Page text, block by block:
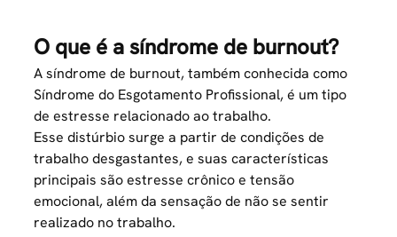
O que é a síndrome de burnout?
Asíndrome de burnout, também conhecida como
Síndrome do Esgotamento Profissional, é um tipo
de estresse relacionado ao trabalho.
Esse distúrbio surge a partir de condições de
trabalho desgastantes, e suas características
principais são estresse crônico e tensão
emocional, além da sensação de não se sentir
realizado no trabalho.